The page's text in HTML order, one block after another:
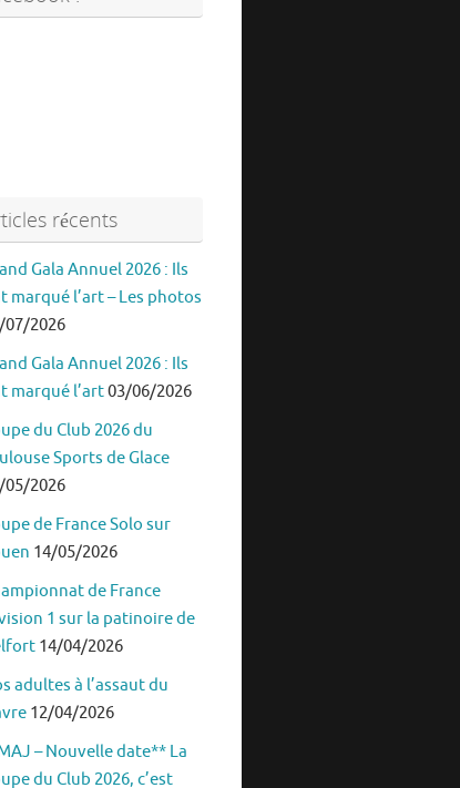
récents
Gala Annuel 2026 : Ils
marqué l’art – Les photos
07/2026
Gala Annuel 2026 : Ils
marqué l’art03/06/2026
du Club 2026 du
Sports de Glace
05/2026
de France Solo sur
14/05/2026
de France
1 sur la patinoire de
14/04/2026
adultes à l’assaut du
12/04/2026
– Nouvelle date** La
du Club 2026, c’est